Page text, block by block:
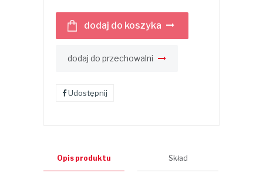
dodaj do koszyka
dodaj do przechowalni
Udostępnij
Opis produktu Skład